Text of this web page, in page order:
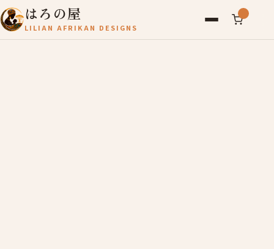
はろの屋
LILIAN AFRIKAN DESIGNS